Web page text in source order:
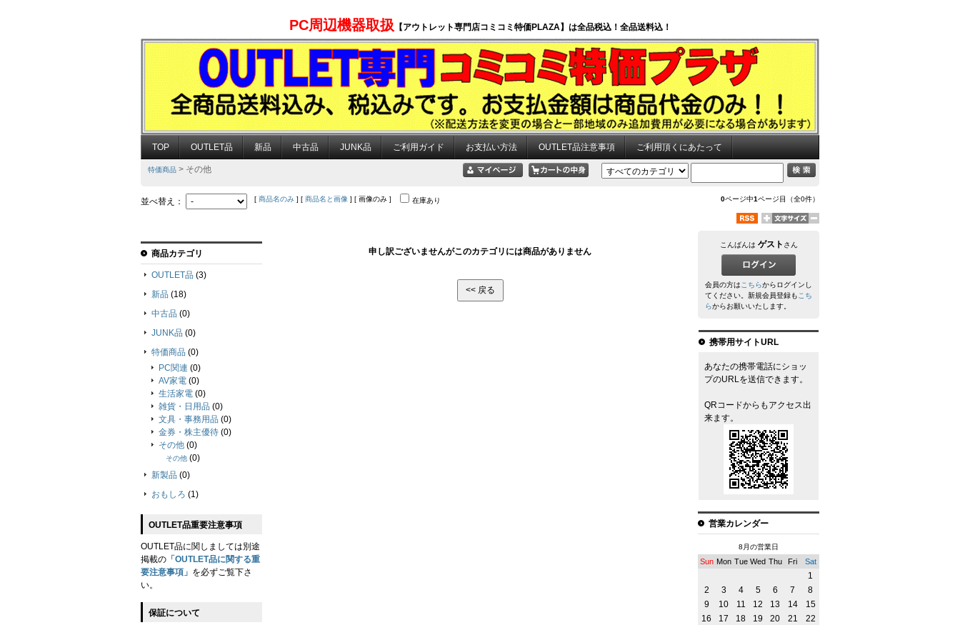
PC周辺機器取扱 【アウトレット専門店コミコミ特価PLAZA】は全品税込！全品送料込！
TOP OUTLET品 新品 中古品 JUNK品 ご利用ガイド お支払い方法 OUTLET品注意事項 ご利用頂くにあたって
特価商品 > その他
並べ替え： [ 商品名のみ ] [ 商品名と画像 ] [ 画像のみ ] 在庫あり 0ページ中1ページ目（全0件）
申し訳ございませんがこのカテゴリには商品がありません
商品カテゴリ
OUTLET品 (3)
新品 (18)
中古品 (0)
JUNK品 (0)
特価商品 (0)
PC関連 (0)
AV家電 (0)
生活家電 (0)
雑貨・日用品 (0)
文具・事務用品 (0)
金券・株主優待 (0)
その他 (0)
その他 (0)
新製品 (0)
おもしろ (1)
OUTLET品重要注意事項
OUTLET品に関しましては別途
掲載の 「OUTLET品に関する重
要注意事項」 を必ずご覧下さ
い。
保証について
こんばんは ゲスト さん
会員の方はこちらからログインし
てください。新規会員登録もこち
らからお願いいたします。
携帯用サイトURL
あなたの携帯電話にショッ
プのURLを送信できます。
QRコードからもアクセス出
来ます。
営業カレンダー
8月の営業日
Sun Mon Tue Wed Thu Fri Sat
1
2
3 4 5 6 7
8
9
10 11 12 13 14
15
16
17 18 19 20 21
22